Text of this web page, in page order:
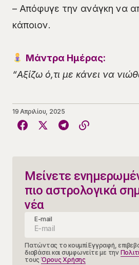
– Απόφυγε την ανάγκη να
κάποιον.
Μάντρα Ημέρας:
“Αξίζω ό,τι με κάνει να
19 Απριλίου, 2025
Μείνετε
πιο αστρολογικά
νέα
E-mail
Πατώντας το κουμπί Εγγραφή,
διαβάσει και συμφωνείτε με την
τους Όρους Χρήσης